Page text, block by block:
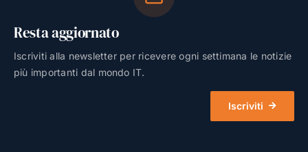
Resta aggiornato
Iscriviti alla newsletter per ricevere ogni settimana le notizie
più importanti dal mondo IT.
Iscriviti